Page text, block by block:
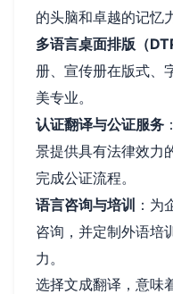
的头脑和卓越的记忆
多语言桌面排版（
册、宣传册在版式、
美专业。
认证翻译与公证服务
景提供具有法律效力
完成公证流程。
语言咨询与培训 ：为
咨询，并定制外语培
力。
选择文成翻译，意味